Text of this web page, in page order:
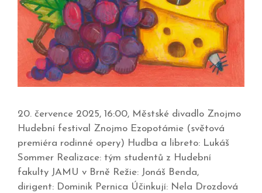
20. července 2025, 16:00, Městské divadlo Znojmo
Hudební festival Znojmo Ezopotámie (světová
premiéra rodinné opery) Hudba a libreto: Lukáš
Sommer Realizace: tým studentů z Hudební
fakulty JAMU v Brně Režie: Jonáš Benda,
dirigent: Dominik Pernica Účinkují: Nela Drozdová